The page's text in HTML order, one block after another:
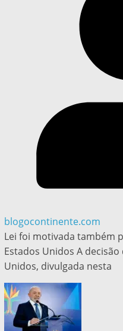
blogocontinente.com
Lei foi motivada também
Estados Unidos A
Unidos, divulgada nesta